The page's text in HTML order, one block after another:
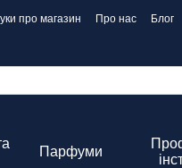
про магазин Про нас Блог
Парфуми